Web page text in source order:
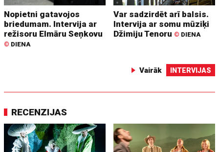
Nopietni gatavojos
briedumam. Intervija ar
režisoru Elmāru Seņkovu
© DIENA
Var sadzirdēt arī balsis.
Intervija ar somu mūziķi
Džimiju Tenoru © DIENA
Vairāk INTERVIJAS
RECENZIJAS